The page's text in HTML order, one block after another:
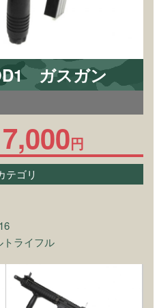
ガスガン
円
テゴリ
トライフル